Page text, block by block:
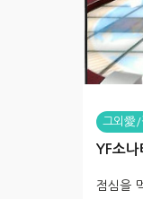
그외愛
YF소
점심을